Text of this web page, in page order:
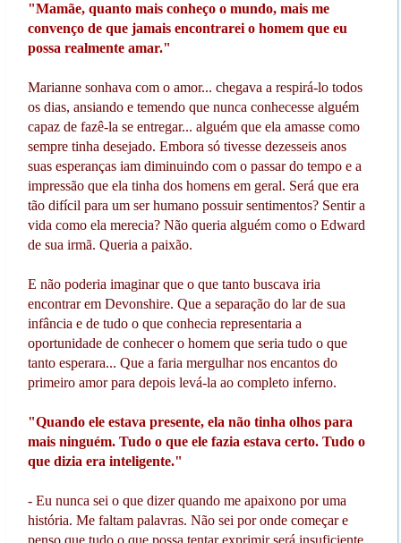
"Mamãe, quanto mais conheço o mundo, mais me
convenço de que jamais encontrarei o homem que eu
possa realmente amar."
Marianne sonhava com o amor... chegava a respirá-lo todos
os dias, ansiando e temendo que nunca conhecesse alguém
capaz de fazê-la se entregar... alguém que ela amasse como
sempre tinha desejado. Embora só tivesse dezesseis anos
suas esperanças iam diminuindo com o passar do tempo e a
impressão que ela tinha dos homens em geral. Será que era
tão difícil para um ser humano possuir sentimentos? Sentir a
vida como ela merecia? Não queria alguém como o Edward
de sua irmã. Queria a paixão.
E não poderia imaginar que o que tanto buscava iria
encontrar em Devonshire. Que a separação do lar de sua
infância e de tudo o que conhecia representaria a
oportunidade de conhecer o homem que seria tudo o que
tanto esperara... Que a faria mergulhar nos encantos do
primeiro amor para depois levá-la ao completo inferno.
"Quando ele estava presente, ela não tinha olhos para
mais ninguém. Tudo o que ele fazia estava certo. Tudo o
que dizia era inteligente."
- Eu nunca sei o que dizer quando me apaixono por uma
história. Me faltam palavras. Não sei por onde começar e